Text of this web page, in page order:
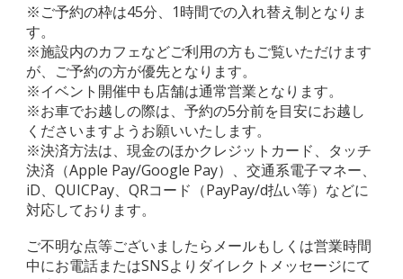
※ご予約の枠は45分、1時間での入れ替え制となりま
す。
※施設内のカフェなどご利用の方もご覧いただけます
が、ご予約の方が優先となります。
※イベント開催中も店舗は通常営業となります。
※お車でお越しの際は、予約の5分前を目安にお越し
くださいますようお願いいたします。
※決済方法は、現金のほかクレジットカード、タッチ
決済（Apple Pay/Google Pay）、交通系電子マネー、
iD、QUICPay、QRコード（PayPay/d払い等）などに
対応しております。
ご不明な点等ございましたらメールもしくは営業時間
中にお電話またはSNSよりダイレクトメッセージにて